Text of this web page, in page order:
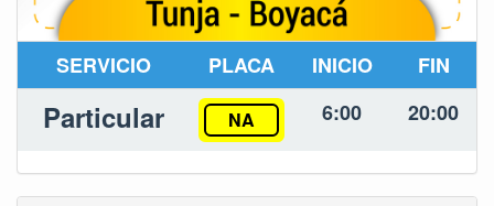
SERVICIO PLACA INICIO FIN
Particular NA 6:00 20:00